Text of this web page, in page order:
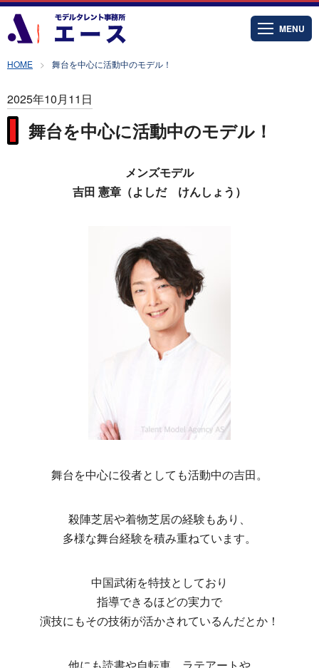
MENU
HOME 舞台を中心に活動中のモデル！
2025年10月11日
舞台を中心に活動中のモデル！
メンズモデル
吉田 憲章（よしだ けんしょう）
舞台を中心に役者としても活動中の吉田。
殺陣芝居や着物芝居の経験もあり、
多様な舞台経験を積み重ねています。
中国武術を特技としており
指導できるほどの実力で
演技にもその技術が活かされているんだとか！